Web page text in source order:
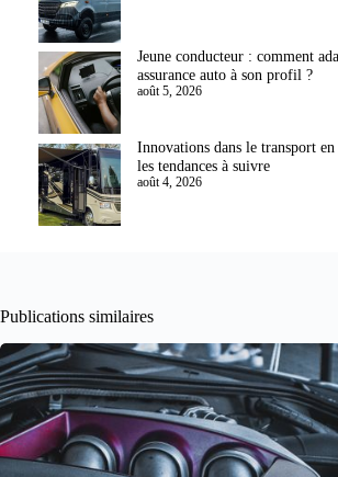
Jeune conducteur : comment
assurance auto à son profil ?
août 5, 2026
Innovations dans le transport
les tendances à suivre
août 4, 2026
Publications similaires